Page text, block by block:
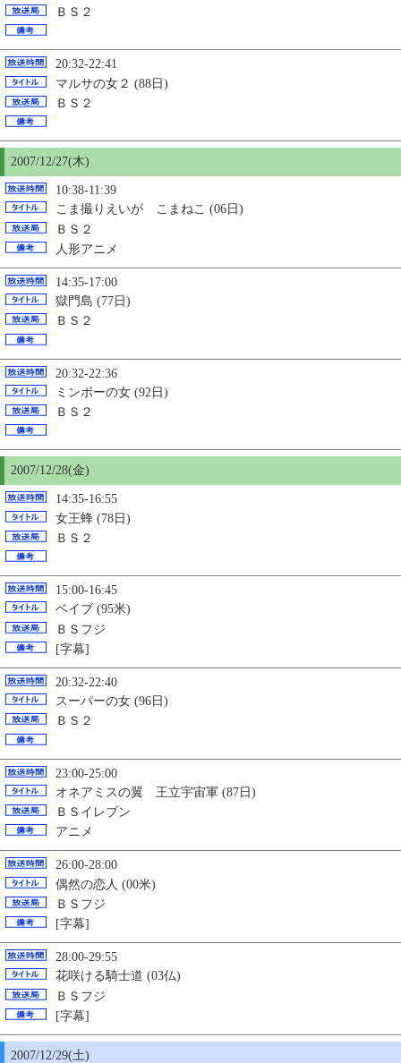
ＢＳ２
20:32-22:41
マルサの女２ (88日)
ＢＳ２
2007/12/27(木)
10:38-11:39
こま撮りえいが こまねこ (06日)
ＢＳ２
人形アニメ
14:35-17:00
獄門島 (77日)
ＢＳ２
20:32-22:36
ミンボーの女 (92日)
ＢＳ２
2007/12/28(金)
14:35-16:55
女王蜂 (78日)
ＢＳ２
15:00-16:45
ベイブ (95米)
ＢＳフジ
[字幕]
20:32-22:40
スーパーの女 (96日)
ＢＳ２
23:00-25:00
オネアミスの翼 王立宇宙軍 (87日)
ＢＳイレブン
アニメ
26:00-28:00
偶然の恋人 (00米)
ＢＳフジ
[字幕]
28:00-29:55
花咲ける騎士道 (03仏)
ＢＳフジ
[字幕]
2007/12/29(土)